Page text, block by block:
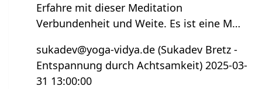
Erfahre mit dieser Meditation
Verbundenheit und Weite. Es ist eine M…
sukadev@yoga-vidya.de (Sukadev Bretz -
Entspannung durch Achtsamkeit) 2025-03-
31 13:00:00